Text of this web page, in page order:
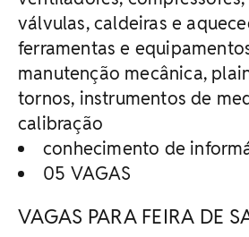
válvulas, caldeiras e
ferramentas e
manutenção mecânica,
tornos, instrumentos de
calibração
conhecimento de
05 VAGAS
VAGAS PARA FEIRA DE